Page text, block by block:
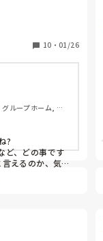
10 ・ 01/26
ループホーム, デ
?
ど、どの事です
えるのか、気
、改善を試み
もちろん、、
コメントはそ